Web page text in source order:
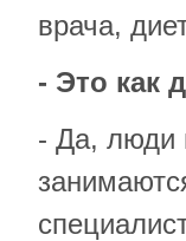
врача,
- Это как
- Да, люди